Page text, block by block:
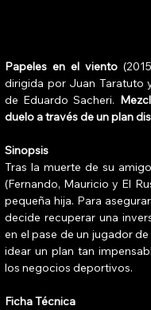
Papeles en el viento
dirigida por Juan Taratuto
de Eduardo Sacheri.
duelo a través de un plan
Sinopsis
Tras la muerte de su
(Fernando, Mauricio y El
pequeña hija. Para
decide recuperar una
en el pase de un jugador
idear un plan tan
los negocios deportivos.
Ficha Técnica